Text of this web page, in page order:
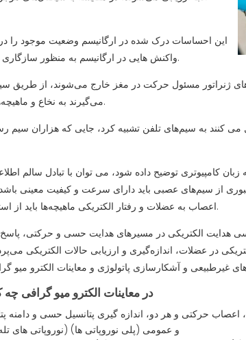
این احساسات درک شده در ارگانیسم وضعیت موجود را
واکنش هایی در ارگانیسم به منظور سازگاری با وضعیت محیط رخ می دهد.
ژنراتور مسئول حرکت در مغز خارج می‌شوند، از طریق
می‌گیرند به نخاع و ماهیچه‌های مربوطه منتقل می‌شوند.
کنند به سیم‌های تلفن تشبیه کرد، جایی که هزاران سیم
توضیح داده شود، می توان با تبادل سالم
از سیم‌های عصبی باید دارای سرعت و کیفیت معینی
اعصاب به عضلات و رفتار الکتریکی ماهیچه‌ها باید از استاندارد خاصی برخوردار باشد.
هدایت الکتریکی در مسیرهای هدایت حسی و حرکتی،
در عضلات، اندازه‌گیری و ارزیابی حالات الکتریکی
در معاینات الکترو میو گرافی
حرکتی و هر دو، اندازه گیری پتانسیل حسی و دامنه
(نوروپاتی های تله آسیب های عصبی) و عمومی (پلی نوروپاتی ها)